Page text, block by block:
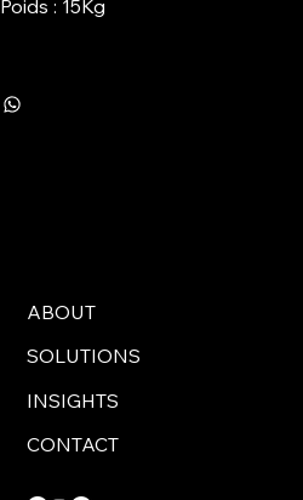
Poids : 15Kg
ABOUT
SOLUTIONS
INSIGHTS
CONTACT